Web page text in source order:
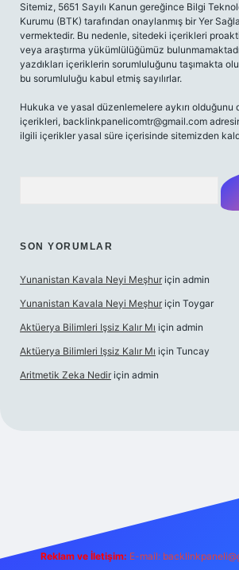
Sitemiz, 5651 Sayılı Kanun gereğince Bilgi
Kurumu (BTK) tarafından onaylanmış bir Yer
vermektedir. Bu nedenle, sitedeki içerikleri
veya araştırma yükümlülüğümüz
yazdıkları içeriklerin sorumluluğunu taşımakta
bu sorumluluğu kabul etmiş sayılırlar.
Hukuka ve yasal düzenlemelere aykırı olduğunu
içerikleri, backlinkpanelicomtr@gmail.com
ilgili içerikler yasal süre içerisinde sitemizden
SON YORUMLAR
Yunanistan Kavala Neyi Meşhur için admin
Yunanistan Kavala Neyi Meşhur için Toygar
Aktüerya Bilimleri Işsiz Kalır Mı için admin
Aktüerya Bilimleri Işsiz Kalır Mı için Tuncay
Aritmetik Zeka Nedir için admin
Reklam ve İletişim: E-mail: